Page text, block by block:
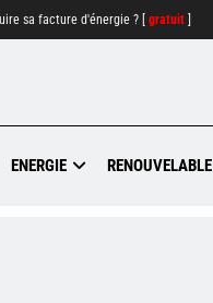
sa facture d'énergie ? [ gratuit
ENERGIE RENOUVELABLE